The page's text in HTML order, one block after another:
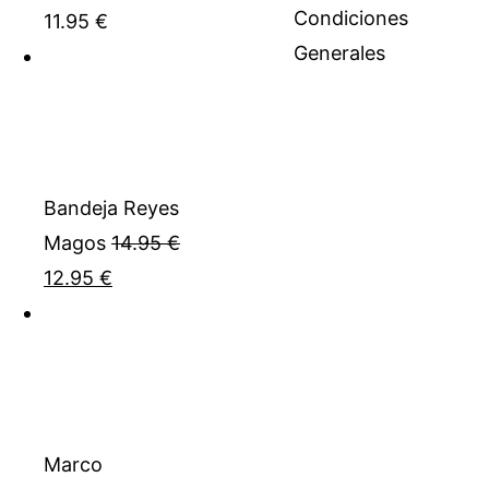
11.95 €
Bandeja Reyes
Magos 14.95€
El
12.95 €
Marco
Condiciones
Generales